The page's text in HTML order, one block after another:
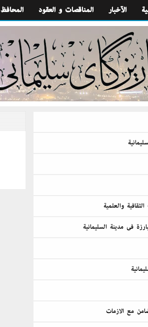
المحافظ المناقصات و العقود الآخبار
والعلمية
فى مدينة السليمانية
مع الازمات